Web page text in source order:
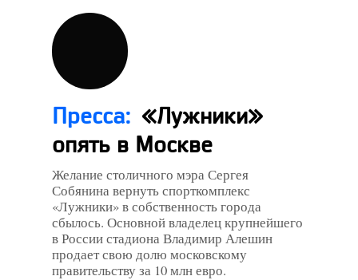
Пресса: «Лужники»
опять в Москве
Желание столичного мэра Сергея
Собянина вернуть спорткомплекс
«Лужники» в собственность города
сбылось. Основной владелец крупнейшего
в России стадиона Владимир Алешин
продает свою долю московскому
правительству за 10 млн евро.